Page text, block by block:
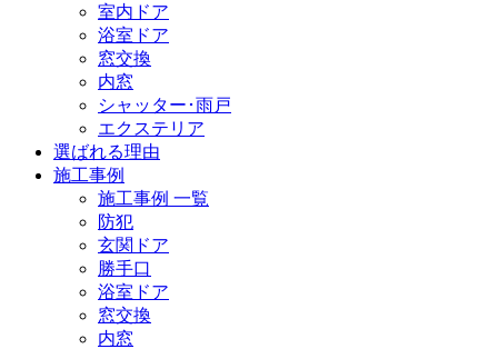
室内ドア
浴室ドア
窓交換
内窓
シャッター･雨戸
エクステリア
選ばれる理由
施工事例
施工事例 一覧
防犯
玄関ドア
勝手口
浴室ドア
窓交換
内窓